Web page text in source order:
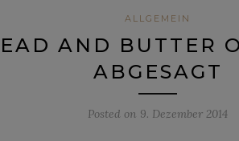
ALLGEMEIN
AND BUTTER
ABGESAGT
Posted on 9. Dezember 2014